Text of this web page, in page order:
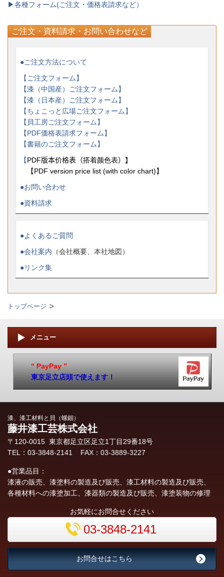
▶各種フォーム(ご注文・価格表請求など）
ご注文・資料請求・お問い合わせなど
●ご注文方法について
【ご注文フォーム】
【漆（中国産）ご注文フォーム】
【漆（日本産）ご注文フォーム】
【ちょこっと広場ご注文フォーム】
【貝工房ご注文フォーム】
【PDF価格表請求フォーム】
【書籍のご注文フォーム】
【PDF版本价格表（搭着颜色表）】
【PDF version price list (with color chart)】
●お問い合わせ
●資料請求
●よくあるご質問
●会社案内 （会社概要、本社地図）
●リンク集
トップページ
メニュー
“ PayPay ”
東京足立店頭で使えます！
漆、漆工材料と貝（螺鈿）
藤井漆工芸株式会社
〒120-0015 東京都足立区​足立1丁目29番18号
TEL：03-3848-2141 FAX：03-3889-3227
●営業品目：
漆液の販売、漆塗料の製造及び販売、漆工材料の製造及び販売、
各種材料への漆塗加工、漆器類の製造及び販売、漆塗装物の修理
お気軽にお問合せください
03-3848-2141
お問合せはこちら